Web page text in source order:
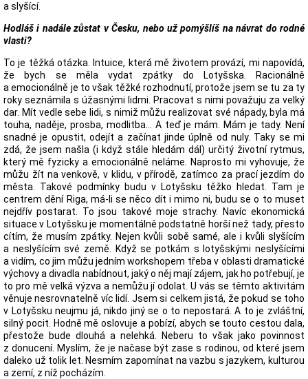
a slyšící.
Hodláš i nadále zůstat v Česku, nebo už pomýšlíš na návrat do rodné
vlasti?
To je těžká otázka. Intuice, která mě životem provází, mi napovídá,
že bych se měla vydat zpátky do Lotyšska. Racionálně
a emocionálně je to však těžké rozhodnutí, protože jsem se tu za ty
roky seznámila s úžasnými lidmi. Pracovat s nimi považuju za velký
dar. Mít vedle sebe lidi, s nimiž můžu realizovat své nápady, byla má
touha, naděje, prosba, modlitba… A teď je mám. Mám je tady. Není
snadné je opustit, odejít a začínat jinde úplně od nuly. Taky se mi
zdá, že jsem našla (i když stále hledám dál) určitý životní rytmus,
který mě fyzicky a emocionálně neláme. Naprosto mi vyhovuje, že
můžu žít na venkově, v klidu, v přírodě, zatímco za prací jezdím do
města. Takové podmínky budu v Lotyšsku těžko hledat. Tam je
centrem dění Riga, má-li se něco dít i mimo ni, budu se o to muset
nejdřív postarat. To jsou takové moje strachy. Navíc ekonomická
situace v Lotyšsku je momentálně podstatně horší než tady, přesto
cítím, že musím zpátky. Nejen kvůli sobě samé, ale i kvůli slyšícím
a neslyšícím své země. Když se potkám s lotyšskými neslyšícími
a vidím, co jim můžu jedním workshopem třeba v oblasti dramatické
výchovy a divadla nabídnout, jaký o něj mají zájem, jak ho potřebují, je
to pro mě velká výzva a nemůžu jí odolat. U vás se těmto aktivitám
věnuje nesrovnatelně víc lidí. Jsem si celkem jistá, že pokud se toho
v Lotyšsku neujmu já, nikdo jiný se o to nepostará. A to je zvláštní,
silný pocit. Hodně mě oslovuje a pobízí, abych se touto cestou dala,
přestože bude dlouhá a nelehká. Neberu to však jako povinnost
z donucení. Myslím, že je načase být zase s rodinou, od které jsem
daleko už tolik let. Nesmím zapomínat na vazbu s jazykem, kulturou
a zemí, z níž pocházím.